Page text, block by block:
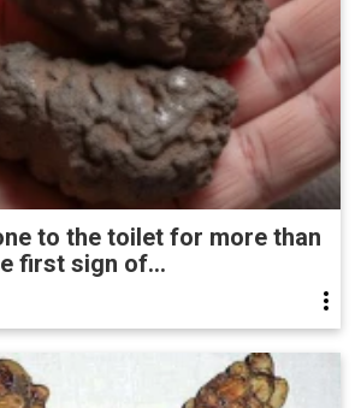
to the toilet for more than
first sign of...